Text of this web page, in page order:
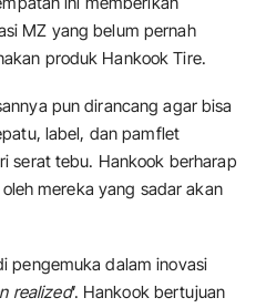
MZ yang belum pernah
produk Hankook Tire.
pun dirancang agar bisa
label, dan pamflet
serat tebu. Hankook berharap
mereka yang sadar akan
pengemuka dalam inovasi
realized’. Hankook bertujuan